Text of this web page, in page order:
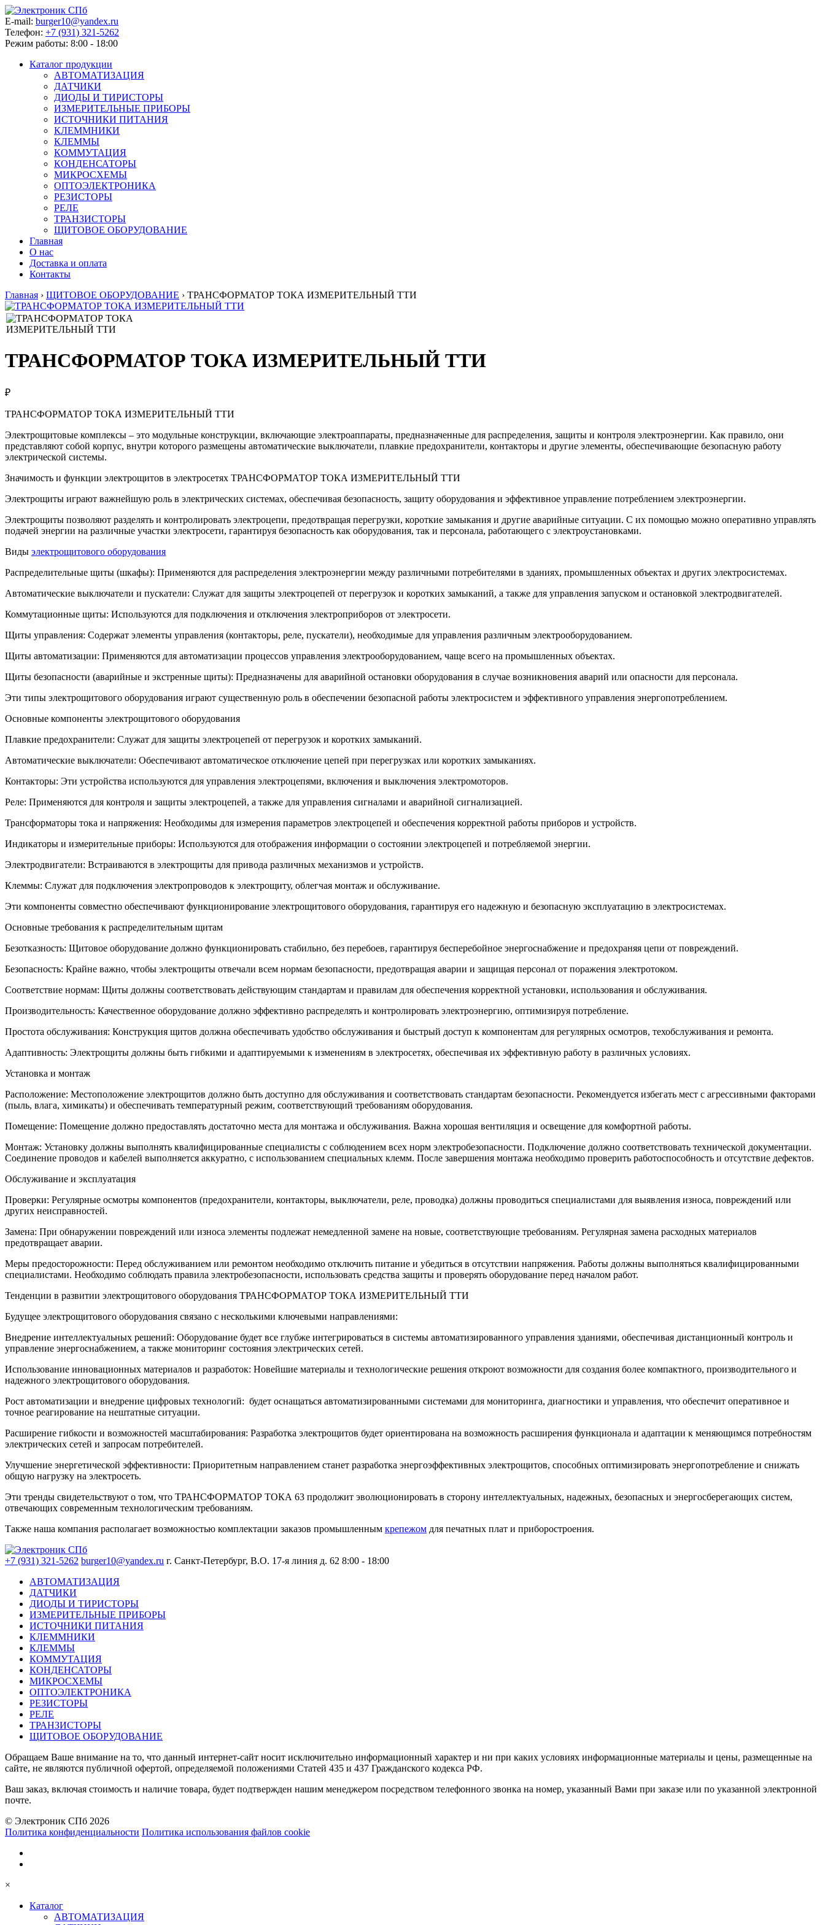
E-mail: burger10@yandex.ru
Телефон: +7 (931) 321-5262
Режим работы: 8:00 - 18:00
Каталог продукции
АВТОМАТИЗАЦИЯ
ДАТЧИКИ
ДИОДЫ И ТИРИСТОРЫ
ИЗМЕРИТЕЛЬНЫЕ ПРИБОРЫ
ИСТОЧНИКИ ПИТАНИЯ
КЛЕММНИКИ
КЛЕММЫ
КОММУТАЦИЯ
КОНДЕНСАТОРЫ
МИКРОСХЕМЫ
ОПТОЭЛЕКТРОНИКА
РЕЗИСТОРЫ
РЕЛЕ
ТРАНЗИСТОРЫ
ЩИТОВОЕ ОБОРУДОВАНИЕ
Главная
О нас
Доставка и оплата
Контакты
Главная › ЩИТОВОЕ ОБОРУДОВАНИЕ › ТРАНСФОРМАТОР ТОКА ИЗМЕРИТЕЛЬНЫЙ ТТИ
ТРАНСФОРМАТОР ТОКА ИЗМЕРИТЕЛЬНЫЙ ТТИ
₽
ТРАНСФОРМАТОР ТОКА ИЗМЕРИТЕЛЬНЫЙ ТТИ
Электрощитовые комплексы – это модульные конструкции, включающие электроаппараты, предназначенные для распределения, защиты и контроля электроэнергии. Как правило, они
представляют собой корпус, внутри которого размещены автоматические выключатели, плавкие предохранители, контакторы и другие элементы, обеспечивающие безопасную работу
электрической системы.
Значимость и функции электрощитов в электросетях ТРАНСФОРМАТОР ТОКА ИЗМЕРИТЕЛЬНЫЙ ТТИ
Электрощиты играют важнейшую роль в электрических системах, обеспечивая безопасность, защиту оборудования и эффективное управление потреблением электроэнергии.
Электрощиты позволяют разделять и контролировать электроцепи, предотвращая перегрузки, короткие замыкания и другие аварийные ситуации. С их помощью можно оперативно управлять
подачей энергии на различные участки электросети, гарантируя безопасность как оборудования, так и персонала, работающего с электроустановками.
Виды электрощитового оборудования
Распределительные щиты (шкафы): Применяются для распределения электроэнергии между различными потребителями в зданиях, промышленных объектах и других электросистемах.
Автоматические выключатели и пускатели: Служат для защиты электроцепей от перегрузок и коротких замыканий, а также для управления запуском и остановкой электродвигателей.
Коммутационные щиты: Используются для подключения и отключения электроприборов от электросети.
Щиты управления: Содержат элементы управления (контакторы, реле, пускатели), необходимые для управления различным электрооборудованием.
Щиты автоматизации: Применяются для автоматизации процессов управления электрооборудованием, чаще всего на промышленных объектах.
Щиты безопасности (аварийные и экстренные щиты): Предназначены для аварийной остановки оборудования в случае возникновения аварий или опасности для персонала.
Эти типы электрощитового оборудования играют существенную роль в обеспечении безопасной работы электросистем и эффективного управления энергопотреблением.
Основные компоненты электрощитового оборудования
Плавкие предохранители: Служат для защиты электроцепей от перегрузок и коротких замыканий.
Автоматические выключатели: Обеспечивают автоматическое отключение цепей при перегрузках или коротких замыканиях.
Контакторы: Эти устройства используются для управления электроцепями, включения и выключения электромоторов.
Реле: Применяются для контроля и защиты электроцепей, а также для управления сигналами и аварийной сигнализацией.
Трансформаторы тока и напряжения: Необходимы для измерения параметров электроцепей и обеспечения корректной работы приборов и устройств.
Индикаторы и измерительные приборы: Используются для отображения информации о состоянии электроцепей и потребляемой энергии.
Электродвигатели: Встраиваются в электрощиты для привода различных механизмов и устройств.
Клеммы: Служат для подключения электропроводов к электрощиту, облегчая монтаж и обслуживание.
Эти компоненты совместно обеспечивают функционирование электрощитового оборудования, гарантируя его надежную и безопасную эксплуатацию в электросистемах.
Основные требования к распределительным щитам
Безотказность: Щитовое оборудование должно функционировать стабильно, без перебоев, гарантируя бесперебойное энергоснабжение и предохраняя цепи от повреждений.
Безопасность: Крайне важно, чтобы электрощиты отвечали всем нормам безопасности, предотвращая аварии и защищая персонал от поражения электротоком.
Соответствие нормам: Щиты должны соответствовать действующим стандартам и правилам для обеспечения корректной установки, использования и обслуживания.
Производительность: Качественное оборудование должно эффективно распределять и контролировать электроэнергию, оптимизируя потребление.
Простота обслуживания: Конструкция щитов должна обеспечивать удобство обслуживания и быстрый доступ к компонентам для регулярных осмотров, техобслуживания и ремонта.
Адаптивность: Электрощиты должны быть гибкими и адаптируемыми к изменениям в электросетях, обеспечивая их эффективную работу в различных условиях.
Установка и монтаж
Расположение: Местоположение электрощитов должно быть доступно для обслуживания и соответствовать стандартам безопасности. Рекомендуется избегать мест с агрессивными факторами
(пыль, влага, химикаты) и обеспечивать температурный режим, соответствующий требованиям оборудования.
Помещение: Помещение должно предоставлять достаточно места для монтажа и обслуживания. Важна хорошая вентиляция и освещение для комфортной работы.
Монтаж: Установку должны выполнять квалифицированные специалисты с соблюдением всех норм электробезопасности. Подключение должно соответствовать технической документации.
Соединение проводов и кабелей выполняется аккуратно, с использованием специальных клемм. После завершения монтажа необходимо проверить работоспособность и отсутствие дефектов.
Обслуживание и эксплуатация
Проверки: Регулярные осмотры компонентов (предохранители, контакторы, выключатели, реле, проводка) должны проводиться специалистами для выявления износа, повреждений или
других неисправностей.
Замена: При обнаружении повреждений или износа элементы подлежат немедленной замене на новые, соответствующие требованиям. Регулярная замена расходных материалов
предотвращает аварии.
Меры предосторожности: Перед обслуживанием или ремонтом необходимо отключить питание и убедиться в отсутствии напряжения. Работы должны выполняться квалифицированными
специалистами. Необходимо соблюдать правила электробезопасности, использовать средства защиты и проверять оборудование перед началом работ.
Тенденции в развитии электрощитового оборудования ТРАНСФОРМАТОР ТОКА ИЗМЕРИТЕЛЬНЫЙ ТТИ
Будущее электрощитового оборудования связано с несколькими ключевыми направлениями:
Внедрение интеллектуальных решений: Оборудование будет все глубже интегрироваться в системы автоматизированного управления зданиями, обеспечивая дистанционный контроль и
управление энергоснабжением, а также мониторинг состояния электрических сетей.
Использование инновационных материалов и разработок: Новейшие материалы и технологические решения откроют возможности для создания более компактного, производительного и
надежного электрощитового оборудования.
Рост автоматизации и внедрение цифровых технологий: будет оснащаться автоматизированными системами для мониторинга, диагностики и управления, что обеспечит оперативное и
точное реагирование на нештатные ситуации.
Расширение гибкости и возможностей масштабирования: Разработка электрощитов будет ориентирована на возможность расширения функционала и адаптации к меняющимся потребностям
электрических сетей и запросам потребителей.
Улучшение энергетической эффективности: Приоритетным направлением станет разработка энергоэффективных электрощитов, способных оптимизировать энергопотребление и снижать
общую нагрузку на электросеть.
Эти тренды свидетельствуют о том, что ТРАНСФОРМАТОР ТОКА 63 продолжит эволюционировать в сторону интеллектуальных, надежных, безопасных и энергосберегающих систем,
отвечающих современным технологическим требованиям.
Также наша компания располагает возможностью комплектации заказов промышленным крепежом для печатных плат и приборостроения.
+7 (931) 321-5262 burger10@yandex.ru г. Санкт-Петербург, В.О. 17-я линия д. 62 8:00 - 18:00
АВТОМАТИЗАЦИЯ
ДАТЧИКИ
ДИОДЫ И ТИРИСТОРЫ
ИЗМЕРИТЕЛЬНЫЕ ПРИБОРЫ
ИСТОЧНИКИ ПИТАНИЯ
КЛЕММНИКИ
КЛЕММЫ
КОММУТАЦИЯ
КОНДЕНСАТОРЫ
МИКРОСХЕМЫ
ОПТОЭЛЕКТРОНИКА
РЕЗИСТОРЫ
РЕЛЕ
ТРАНЗИСТОРЫ
ЩИТОВОЕ ОБОРУДОВАНИЕ
Обращаем Ваше внимание на то, что данный интернет-сайт носит исключительно информационный характер и ни при каких условиях информационные материалы и цены, размещенные на
сайте, не являются публичной офертой, определяемой положениями Статей 435 и 437 Гражданского кодекса РФ.
Ваш заказ, включая стоимость и наличие товара, будет подтвержден нашим менеджером посредством телефонного звонка на номер, указанный Вами при заказе или по указанной электронной
почте.
© Электроник СПб 2026
Политика конфиденциальности Политика использования файлов cookie
×
Каталог
АВТОМАТИЗАЦИЯ